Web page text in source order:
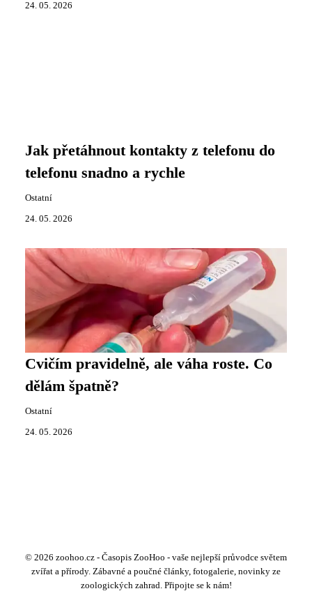
24. 05. 2026
Jak přetáhnout kontakty z telefonu do
telefonu snadno a rychle
Ostatní
24. 05. 2026
Cvičím pravidelně, ale váha roste. Co
dělám špatně?
Ostatní
24. 05. 2026
© 2026 zoohoo.cz - Časopis ZooHoo - vaše nejlepší průvodce světem
zvířat a přírody. Zábavné a poučné články, fotogalerie, novinky ze
zoologických zahrad. Připojte se k nám!